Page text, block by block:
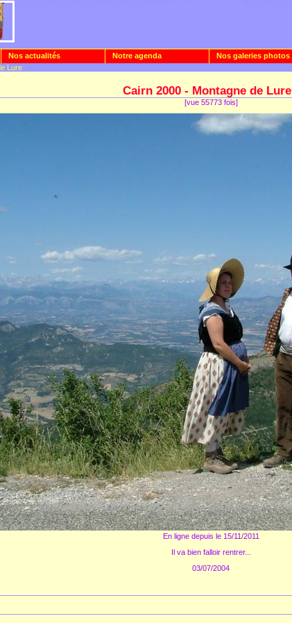
Nos actualités Notre agenda Nos galeries photos
Lure
Cairn 2000 - Montagne de Lure
[vue 55773 fois]
En ligne depuis le 15/11/2011
Il va bien falloir rentrer...
03/07/2004